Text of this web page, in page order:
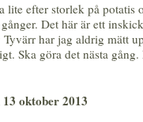
lite efter storlek på potatis
Det här är ett
Tyvärr har jag aldrig mätt
Ska göra det nästa
oktober 2013